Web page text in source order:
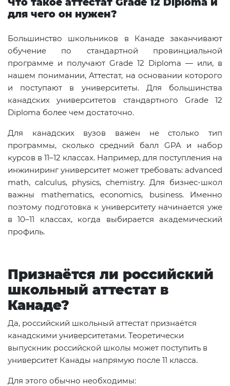
для чего он нужен?
Большинство школьников в Канаде заканчивают
обучение по стандартной провинциальной
программе и получают Grade 12 Diploma — или, в
нашем понимании, Аттестат, на основании которого
и поступают в университеты. Для большинства
канадских университетов стандартного Grade 12
Diploma более чем достаточно.
Для канадских вузов важен не столько тип
программы, сколько средний балл GPA и набор
курсов в 11–12 классах. Например, для поступления на
инжиниринг университет может требовать: advanced
math, calculus, physics, chemistry. Для бизнес-школ
важны mathematics, economics, business. Именно
поэтому подготовка к университету начинается уже
в 10–11 классах, когда выбирается академический
профиль.
Признаётся ли российский
школьный аттестат в
Канаде?
Да, российский школьный аттестат признаётся
канадскими университетами. Теоретически
выпускник российской школы может поступить в
университет Канады напрямую после 11 класса.
Для этого обычно необходимы: